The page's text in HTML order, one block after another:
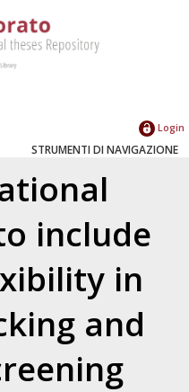
Login
STRUMENTI DI NAVIGAZIONE
include
in
and